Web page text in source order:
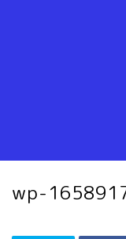
wp-